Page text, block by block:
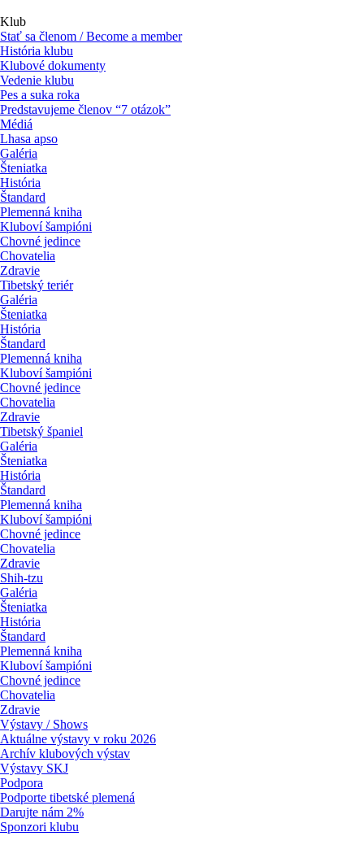
Klub
Stať sa členom / Become a member
História klubu
Klubové dokumenty
Vedenie klubu
Pes a suka roka
Predstavujeme členov “7 otázok”
Médiá
Lhasa apso
Galéria
Šteniatka
História
Štandard
Plemenná kniha
Kluboví šampióni
Chovné jedince
Chovatelia
Zdravie
Tibetský teriér
Galéria
Šteniatka
História
Štandard
Plemenná kniha
Kluboví šampióni
Chovné jedince
Chovatelia
Zdravie
Tibetský španiel
Galéria
Šteniatka
História
Štandard
Plemenná kniha
Kluboví šampióni
Chovné jedince
Chovatelia
Zdravie
Shih-tzu
Galéria
Šteniatka
História
Štandard
Plemenná kniha
Kluboví šampióni
Chovné jedince
Chovatelia
Zdravie
Výstavy / Shows
Aktuálne výstavy v roku 2026
Archív klubových výstav
Výstavy SKJ
Podpora
Podporte tibetské plemená
Darujte nám 2%
Sponzori klubu